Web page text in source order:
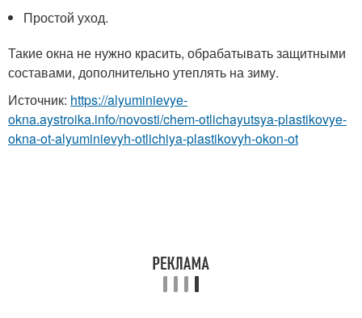
Простой уход.
Такие окна не нужно красить, обрабатывать защитными
составами, дополнительно утеплять на зиму.
Источник: https://alyuminievye-
okna.aystroika.info/novosti/chem-otlichayutsya-plastikovye-
okna-ot-alyuminievyh-otlichiya-plastikovyh-okon-ot